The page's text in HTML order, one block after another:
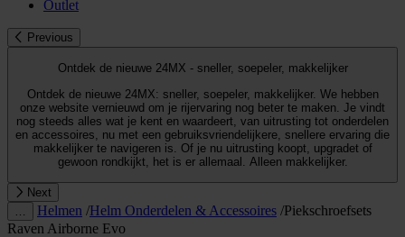
Outlet
Previous
Ontdek de nieuwe 24MX - sneller, soepeler, makkelijker
Ontdek de nieuwe 24MX: sneller, soepeler, makkelijker. We hebben
onze website vernieuwd om je rijervaring nog beter te maken. Je vindt
nog steeds alles wat je kent en waardeert, van uitrusting tot onderdelen
en accessoires, nu met een gebruiksvriendelijkere, snellere ervaring die
makkelijker te navigeren is. Of je nu uitrusting koopt, upgradet of
gewoon rondkijkt, het is er allemaal. Alleen makkelijker.
Next
Helmen /Helm Onderdelen & Accessoires /Piekschroefsets
Raven Airborne Evo